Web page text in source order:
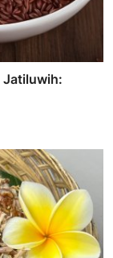
Jatiluwih: